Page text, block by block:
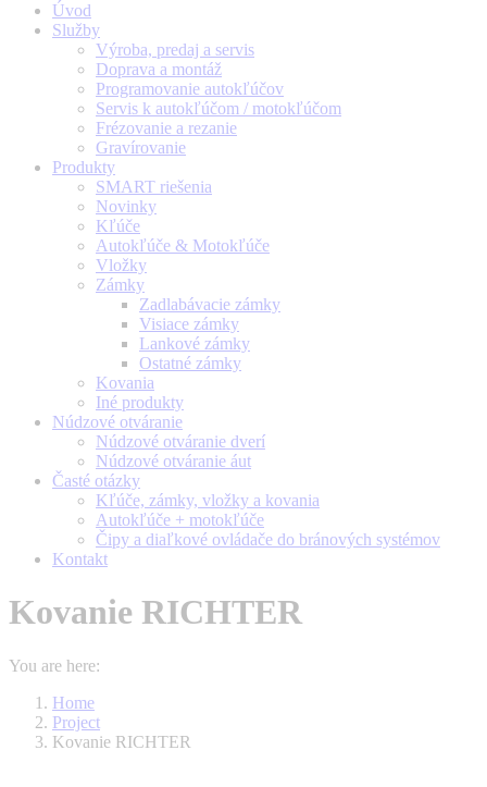
Úvod
Služby
Výroba, predaj a servis
Doprava a montáž
Programovanie autokľúčov
Servis k autokľúčom / motokľúčom
Frézovanie a rezanie
Gravírovanie
Produkty
SMART riešenia
Novinky
Kľúče
Autokľúče & Motokľúče
Vložky
Zámky
Zadlabávacie zámky
Visiace zámky
Lankové zámky
Ostatné zámky
Kovania
Iné produkty
Núdzové otváranie
Núdzové otváranie dverí
Núdzové otváranie áut
Časté otázky
Kľúče, zámky, vložky a kovania
Autokľúče + motokľúče
Čipy a diaľkové ovládače do bránových systémov
Kontakt
Kovanie RICHTER
You are here:
Home
Project
Kovanie RICHTER